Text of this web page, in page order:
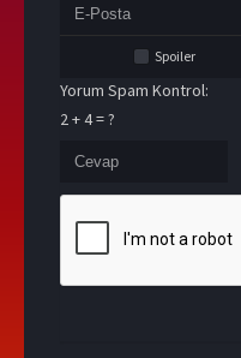
Spoiler
Yorum Spam Kontrol:
2 + 4 = ?